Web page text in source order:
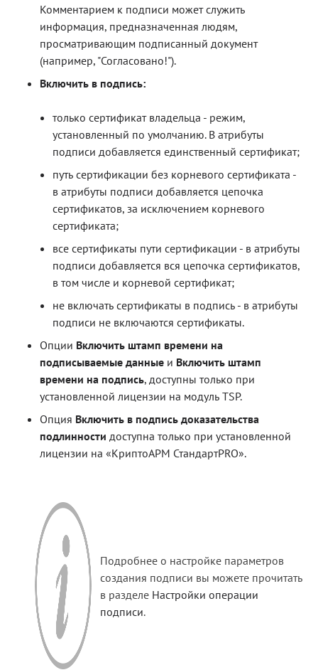
Комментарием к подписи может служить
информация, предназначенная людям,
просматривающим подписанный документ
(например, "Согласовано!").
Включить в подпись:
только сертификат владельца - режим,
установленный по умолчанию. В атрибуты
подписи добавляется единственный сертификат;
путь сертификации без корневого сертификата -
в атрибуты подписи добавляется цепочка
сертификатов, за исключением корневого
сертификата;
все сертификаты пути сертификации - в атрибуты
подписи добавляется вся цепочка сертификатов,
в том числе и корневой сертификат;
не включать сертификаты в подпись - в атрибуты
подписи не включаются сертификаты.
Опции Включить штамп времени на
подписываемые данные и Включить штамп
времени на подпись, доступны только при
установленной лицензии на модуль TSP.
Опция Включить в подпись доказательства
подлинности доступна только при установленной
лицензии на «КриптоАРМ СтандартPRO».
Подробнее о настройке параметров
создания подписи вы можете прочитать
в разделе Настройки операции
подписи.